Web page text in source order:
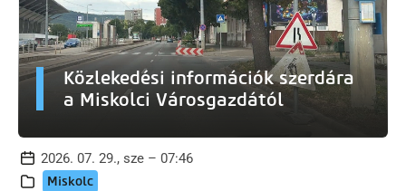
Közlekedési információk szerdára
a Miskolci Városgazdától
2026. 07. 29., sze – 07:46
Miskolc